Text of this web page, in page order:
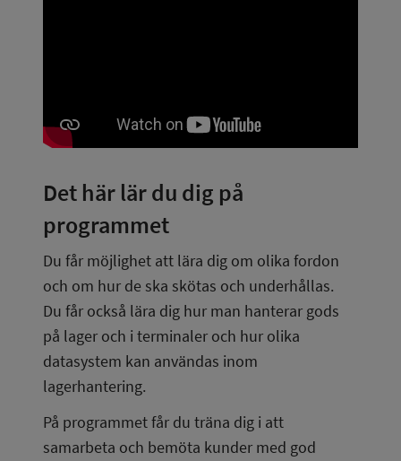
Det här lär du dig på
programmet
Du får möjlighet att lära dig om olika fordon
och om hur de ska skötas och underhållas.
Du får också lära dig hur man hanterar gods
på lager och i terminaler och hur olika
datasystem kan användas inom
lagerhantering.
På programmet får du träna dig i att
samarbeta och bemöta kunder med god